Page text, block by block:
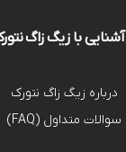
آشنایی با زیگ زاگ
درباره زیگ زاگ نتورک
سوالات متداول (FAQ)